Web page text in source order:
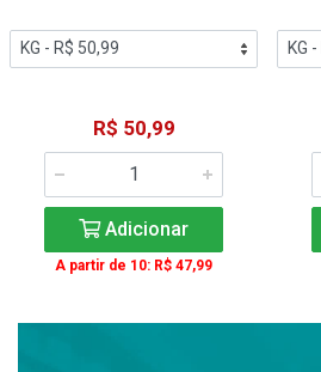
R$ 50,99
Adicionar
A partir de 10: R$ 47,99